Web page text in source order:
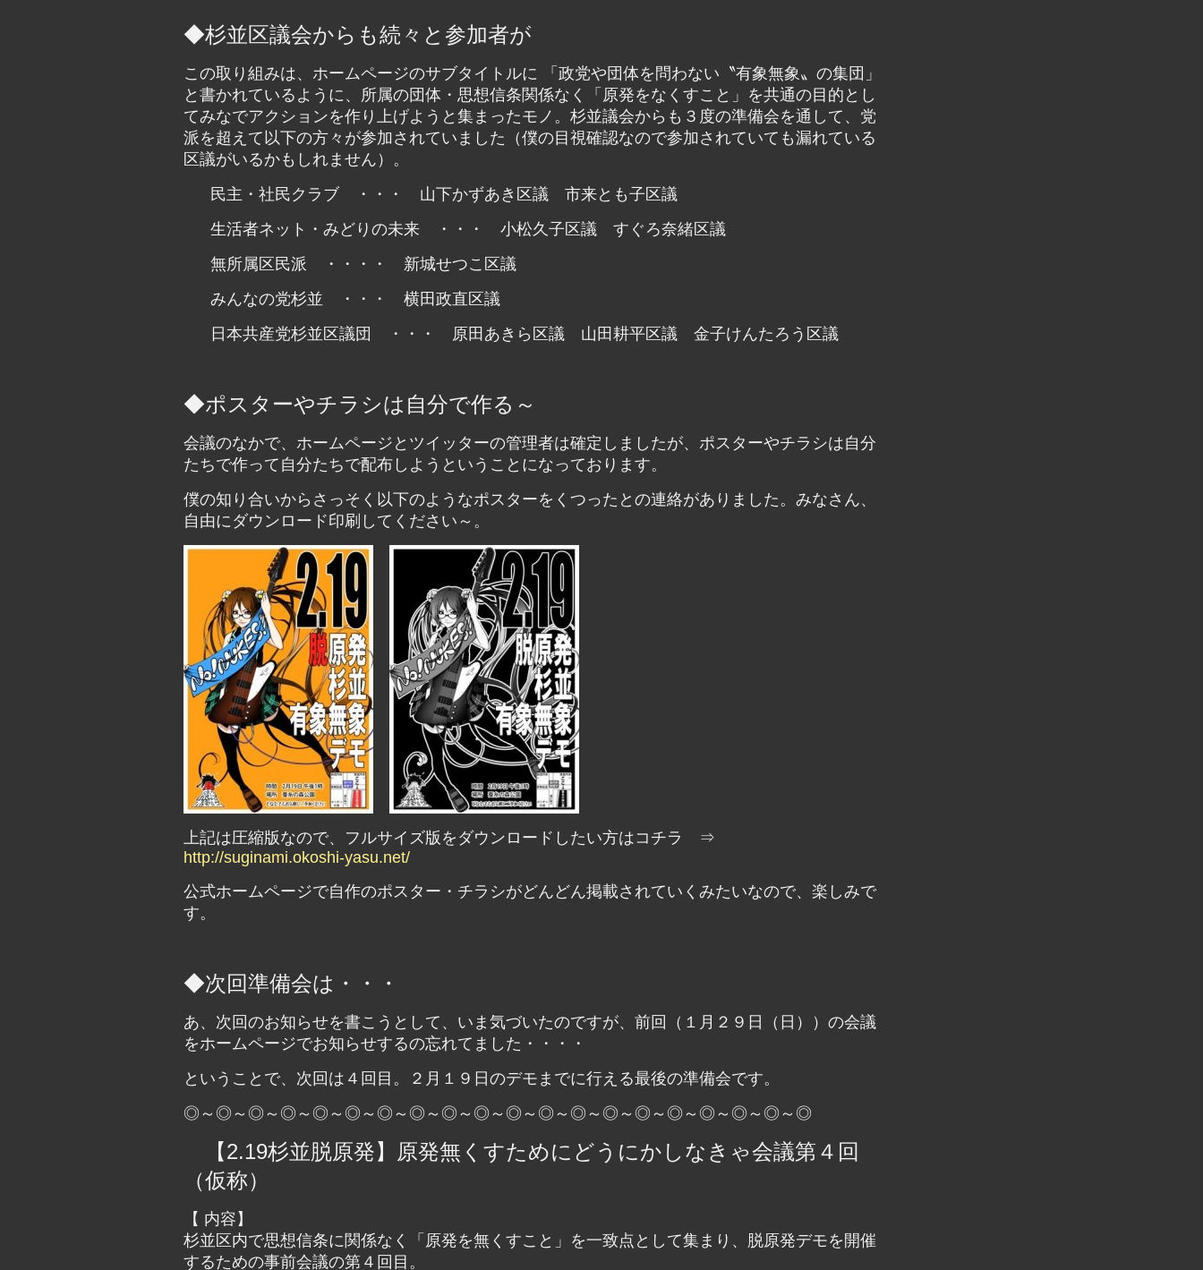
◆杉並区議会からも続々と参加者が
この取り組みは、ホームページのサブタイトルに 「政党や団体を問わない〝有象無象〟の集団」
と書かれているように、所属の団体・思想信条関係なく「原発をなくすこと」を共通の目的とし
てみなでアクションを作り上げようと集まったモノ。杉並議会からも３度の準備会を通して、党
派を超えて以下の方々が参加されていました（僕の目視確認なので参加されていても漏れている
区議がいるかもしれません）。
民主・社民クラブ ・・・ 山下かずあき区議 市来とも子区議
生活者ネット・みどりの未来 ・・・ 小松久子区議 すぐろ奈緒区議
無所属区民派 ・・・・ 新城せつこ区議
みんなの党杉並 ・・・ 横田政直区議
日本共産党杉並区議団 ・・・ 原田あきら区議 山田耕平区議 金子けんたろう区議
◆ポスターやチラシは自分で作る～
会議のなかで、ホームページとツイッターの管理者は確定しましたが、ポスターやチラシは自分
たちで作って自分たちで配布しようということになっております。
僕の知り合いからさっそく以下のようなポスターをくつったとの連絡がありました。みなさん、
自由にダウンロード印刷してください～。
上記は圧縮版なので、フルサイズ版をダウンロードしたい方はコチラ ⇒
http://suginami.okoshi-yasu.net/
公式ホームページで自作のポスター・チラシがどんどん掲載されていくみたいなので、楽しみで
す。
◆次回準備会は・・・
あ、次回のお知らせを書こうとして、いま気づいたのですが、前回（１月２９日（日））の会議
をホームページでお知らせするの忘れてました・・・・
ということで、次回は４回目。２月１９日のデモまでに行える最後の準備会です。
◎～◎～◎～◎～◎～◎～◎～◎～◎～◎～◎～◎～◎～◎～◎～◎～◎～◎～◎～◎
【2.19杉並脱原発】原発無くすためにどうにかしなきゃ会議第４回
（仮称）
【 内容】
杉並区内で思想信条に関係なく「原発を無くすこと」を一致点として集まり、脱原発デモを開催
するための事前会議の第４回目。